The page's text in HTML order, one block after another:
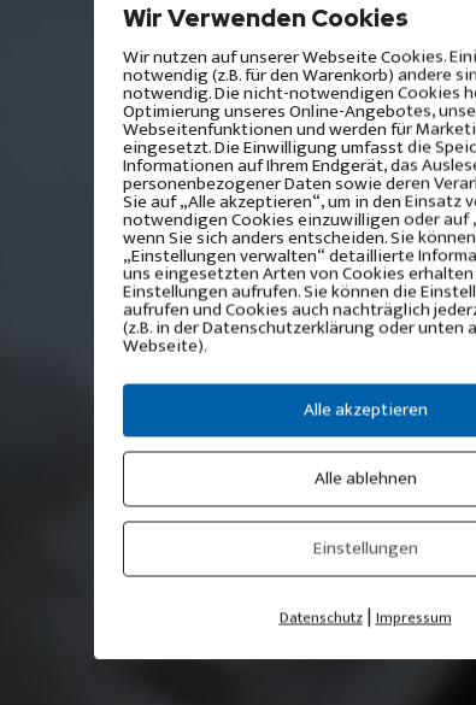
umfasst die
werden, um die
für
Lorem
Hier
Wir Verwenden Cookies
Wir nutzen auf unserer Webseite Cookies.
notwendig (z.B. für den Warenkorb) andere
notwendig. Die nicht-notwendigen Cookies
Optimierung unseres Online-Angebotes,
Webseitenfunktionen und werden für
eingesetzt. Die Einwilligung umfasst die
Informationen auf Ihrem Endgerät, das
personenbezogener Daten sowie deren
Sie auf „Alle akzeptieren“, um in den Einsatz
notwendigen Cookies einzuwilligen oder auf
wenn Sie sich anders entscheiden. Sie
„Einstellungen verwalten“ detaillierte
uns eingesetzten Arten von Cookies
Einstellungen aufrufen. Sie können die
aufrufen und Cookies auch nachträglich
(z.B. in der Datenschutzerklärung oder unten
Webseite).
Alle akzeptieren
Alle ablehnen
Einstellungen
Datenschutz|Impressum